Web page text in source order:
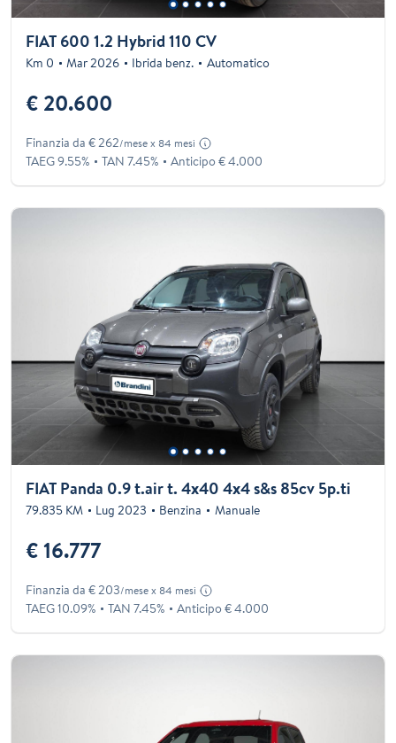
FIAT 600 1.2 Hybrid 110 CV
Km 0 Mar 2026 Ibrida benz. Automatico
€ 20.600
Finanzia da € 262/mese x 84 mesi
TAEG 9.55% TAN 7.45% Anticipo € 4.000
FIAT Panda 0.9 t.air t. 4x40 4x4 s&s 85cv 5p.ti
79.835 KM Lug 2023 Benzina Manuale
€ 16.777
Finanzia da € 203/mese x 84 mesi
TAEG 10.09% TAN 7.45% Anticipo € 4.000